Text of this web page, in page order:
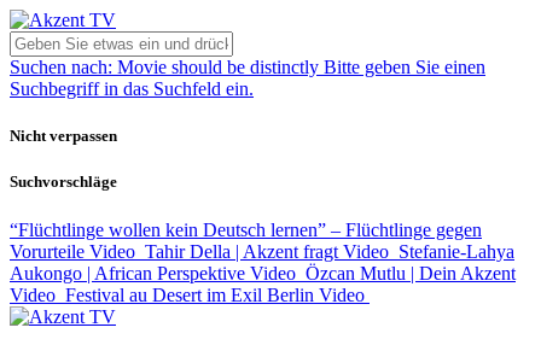
Suchen nach: Movie should be distinctly Bitte geben Sie einen
Suchbegriff in das Suchfeld ein.
Nicht verpassen
Suchvorschläge
“Flüchtlinge wollen kein Deutsch lernen” – Flüchtlinge gegen
Vorurteile Video Tahir Della | Akzent fragt Video Stefanie-Lahya
Aukongo | African Perspektive Video Özcan Mutlu | Dein Akzent
Video Festival au Desert im Exil Berlin Video